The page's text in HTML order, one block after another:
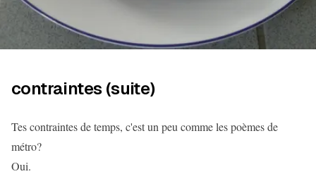
contraintes (suite)
Tes contraintes de temps, c'est un peu comme les poèmes de
métro?
Oui.